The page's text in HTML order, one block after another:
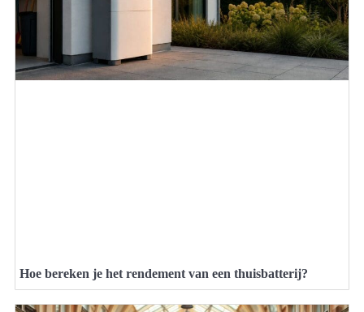
Hoe bereken je het rendement van een thuisbatterij?